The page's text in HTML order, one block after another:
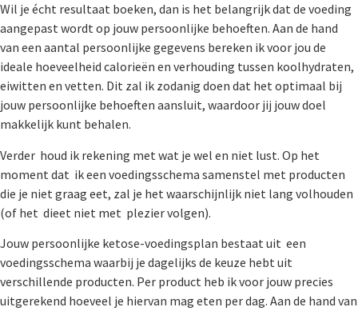
Wil je écht resultaat boeken, dan is het belangrijk dat de voeding
aangepast wordt op jouw persoonlijke behoeften. Aan de hand
van een aantal persoonlijke gegevens bereken ik voor jou de
ideale hoeveelheid calorieën en verhouding tussen koolhydraten,
eiwitten en vetten. Dit zal ik zodanig doen dat het optimaal bij
jouw persoonlijke behoeften aansluit, waardoor jij jouw doel
makkelijk kunt behalen.
Verder houd ik rekening met wat je wel en niet lust. Op het
moment dat ik een voedingsschema samenstel met producten
die je niet graag eet, zal je het waarschijnlijk niet lang volhouden
(of het dieet niet met plezier volgen).
Jouw persoonlijke ketose-voedingsplan bestaat uit een
voedingsschema waarbij je dagelijks de keuze hebt uit
verschillende producten. Per product heb ik voor jouw precies
uitgerekend hoeveel je hiervan mag eten per dag. Aan de hand van